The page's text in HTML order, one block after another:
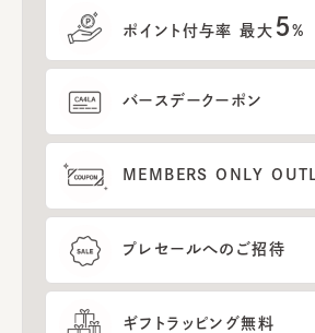
ポイント付与率 最大 5%
バースデークーポン
MEMBERS ONLY
プレセールへのご招待
ギフトラッピング無料